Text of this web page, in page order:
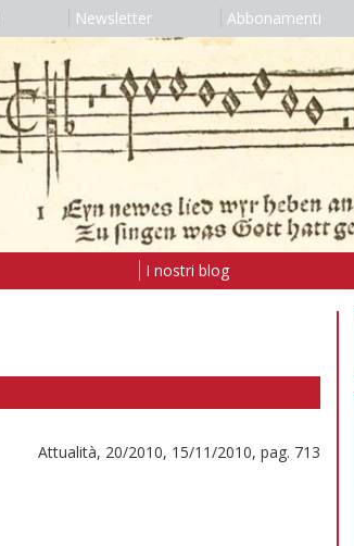
Newsletter Abbonamenti
I nostri blog
Attualità, 20/2010, 15/11/2010, pag. 713